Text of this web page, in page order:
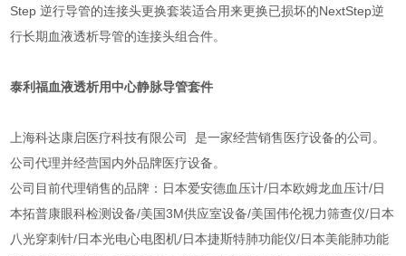
Step 逆行导管的连接头更换套装适合用来更换已损坏的NextStep逆
行长期血液透析导管的连接头组合件。
泰利福血液透析用中心静脉导管套件
上海科达康启医疗科技有限公司 是一家经营销售医疗设备的公司。
公司代理并经营国内外品牌医疗设备。
公司目前代理销售的品牌：日本爱安德血压计/日本欧姆龙血压计/日
本拓普康眼科检测设备/美国3M供应室设备/美国伟伦视力筛查仪/日本
八光穿刺针/日本光电心电图机/日本捷斯特肺功能仪/日本美能肺功能